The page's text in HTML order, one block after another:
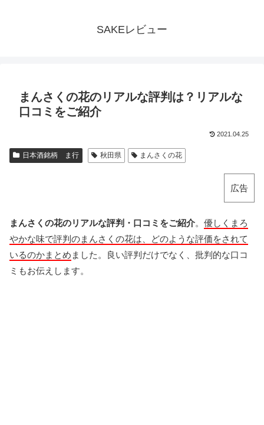
SAKEレビュー
まんさくの花のリアルな評判は？リアルな
口コミをご紹介
2021.04.25
日本酒銘柄 ま行 秋田県 まんさくの花
広告
まんさくの花のリアルな評判・口コミをご紹介。 優しくまろ
やかな味で評判のまんさくの花は、どのような評価をされて
いるのかまとめ ました。良い評判だけでなく、批判的な口コ
ミもお伝えします。